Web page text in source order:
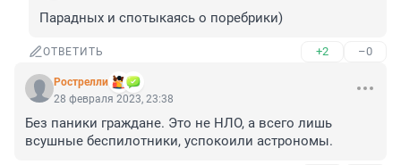
Парадных и спотыкаясь о поребрики)
ОТВЕТИТЬ +2 –0
Рострелли
28 февраля 2023, 23:38
Без паники граждане. Это не НЛО, а всего лишь
всушные беспилотники, успокоили астрономы.